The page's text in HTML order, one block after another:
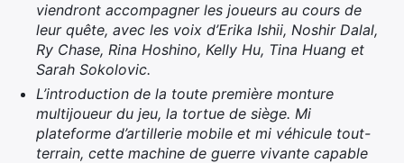
viendront accompagner les joueurs au cours de
leur quête, avec les voix d’Erika Ishii, Noshir Dalal,
Ry Chase, Rina Hoshino, Kelly Hu, Tina Huang et
Sarah Sokolovic.
L’introduction de la toute première monture
multijoueur du jeu, la tortue de siège. Mi
plateforme d’artillerie mobile et mi véhicule tout-
terrain, cette machine de guerre vivante capable